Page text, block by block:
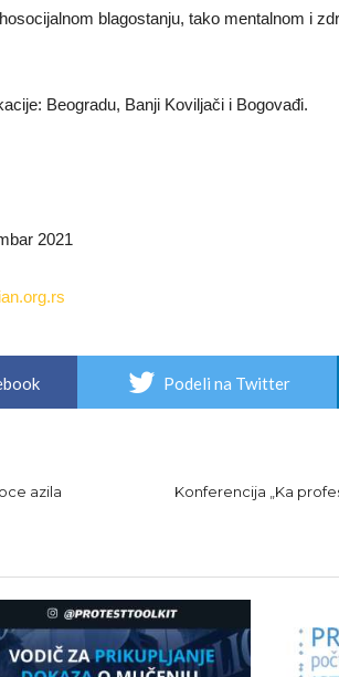
blagostanju, tako mentalnom i
Beogradu, Banji Koviljači i Bogovađi.
2021
Podeli na Twitter
azila Konferencija „Ka